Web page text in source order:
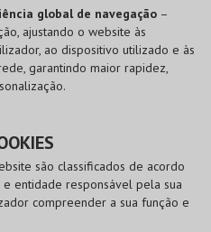
global de navegação–
ajustando o website às
ao dispositivo utilizado e às
garantindo maior rapidez,
são classificados de acordo
entidade responsável pela sua
compreender a sua função e